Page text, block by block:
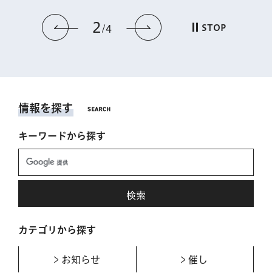
前のスライドを表示
3 4 次のスライドを表
STOP
情報を探す
キーワードから探す
カテゴリから探す
お知らせ 催し